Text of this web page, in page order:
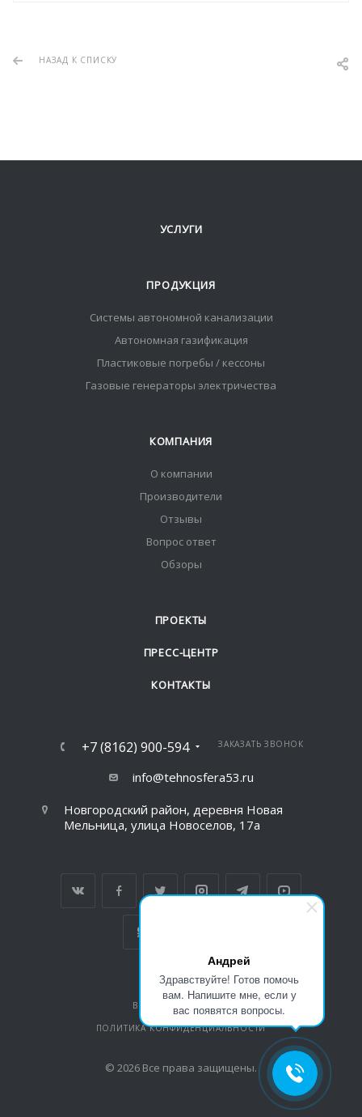
Андрей
Здравствуйте! Готов помочь
вам. Напишите мне, если у
вас появятся вопросы.
НАЗАД К СПИСКУ
УСЛУГИ
ПРОДУКЦИЯ
Системы автономной канализации
Автономная газификация
Пластиковые погребы / кессоны
Газовые генераторы электричества
КОМПАНИЯ
О компании
Производители
Отзывы
Вопрос ответ
Обзоры
ПРОЕКТЫ
ПРЕСС-ЦЕНТР
КОНТАКТЫ
+7 (8162) 900-594 ЗАКАЗАТЬ ЗВОНОК
info@tehnosfera53.ru
Новгородский район, деревня Новая
Мельница, улица Новоселов, 17а
ВЕРСИЯ ДЛЯ ПЕЧАТИ
ПОЛИТИКА КОНФИДЕНЦИАЛЬНОСТИ
© 2026 Все права защищены.